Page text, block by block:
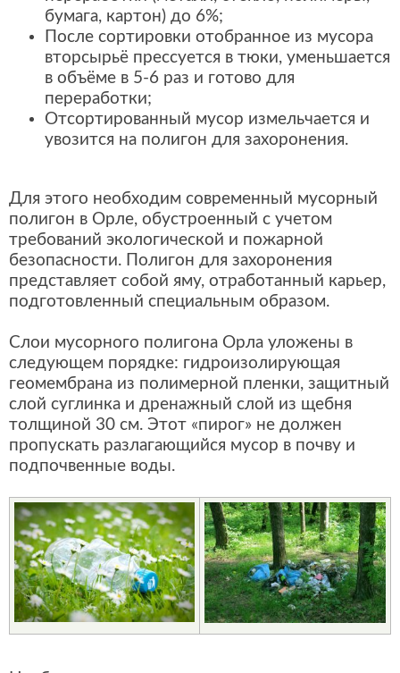
бумага, картон) до 6%;
После сортировки отобранное из мусора
вторсырьё прессуется в тюки, уменьшается
в объёме в 5-6 раз и готово для
переработки;
Отсортированный мусор измельчается и
увозится на полигон для захоронения.
Для этого необходим современный мусорный
полигон в Орле, обустроенный с учетом
требований экологической и пожарной
безопасности. Полигон для захоронения
представляет собой яму, отработанный карьер,
подготовленный специальным образом.
Слои мусорного полигона Орла уложены в
следующем порядке: гидроизолирующая
геомембрана из полимерной пленки, защитный
слой суглинка и дренажный слой из щебня
толщиной 30 см. Этот «пирог» не должен
пропускать разлагающийся мусор в почву и
подпочвенные воды.